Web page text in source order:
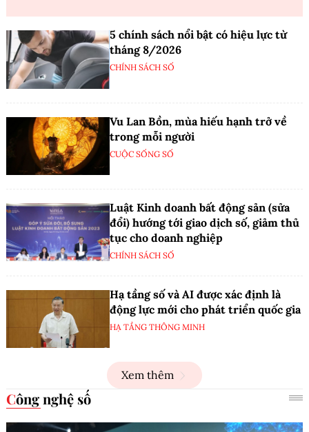
5 chính sách nổi bật có hiệu lực từ
tháng 8/2026
CHÍNH SÁCH SỐ
Vu Lan Bồn, mùa hiếu hạnh trở về
trong mỗi người
CUỘC SỐNG SỐ
Luật Kinh doanh bất động sản (sửa
đổi) hướng tới giao dịch số, giảm thủ
tục cho doanh nghiệp
CHÍNH SÁCH SỐ
Hạ tầng số và AI được xác định là
động lực mới cho phát triển quốc gia
HẠ TẦNG THÔNG MINH
Xem thêm
Công nghệ số